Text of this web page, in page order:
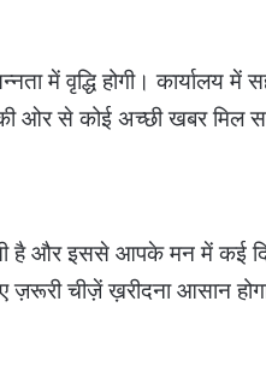
में वृद्धि होगी। कार्यालय में
की ओर से कोई अच्छी खबर मिल
और इससे आपके मन में कई
चीज़ें ख़रीदना आसान